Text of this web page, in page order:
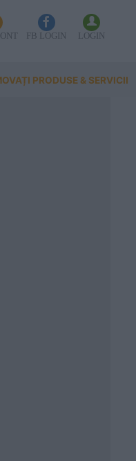
FB LOGIN LOGIN
PRODUSE & SERVICII